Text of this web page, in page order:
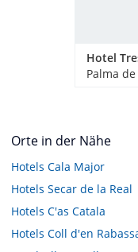
Hotel
Palma
Orte in der Nähe
Hotels Cala Major
Hotels Secar de la Real
Hotels C'as Catala
Hotels Coll d'en